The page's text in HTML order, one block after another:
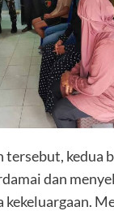
tersebut, kedua
dan
kekeluargaan.